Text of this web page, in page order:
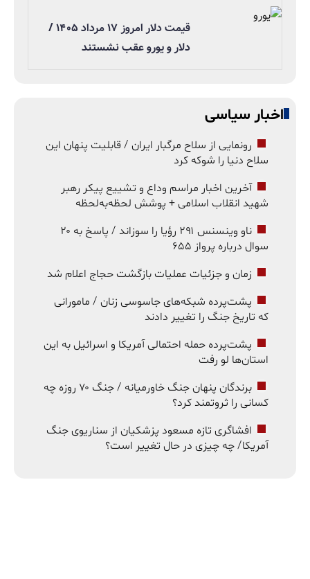
قیمت دلار امروز ۱۷ مرداد ۱۴۰۵ /
دلار و یورو عقب نشستند
اخبار سیاسی
رونمایی از سلاح مرگبار ایران / قابلیت پنهان این
سلاح دنیا را شوکه کرد
آخرین اخبار مراسم وداع و تشییع پیکر رهبر
شهید انقلاب اسلامی + پوشش لحظه‌به‌لحظه
ناو وینسنس ۲۹۱ رؤیا را سوزاند / پاسخ به ۲۰
سوال درباره پرواز ۶۵۵
زمان و جزئیات عملیات بازگشت حجاج اعلام شد
پشت‌پرده شبکه‌های جاسوسی زنان / مامورانی
که تاریخ جنگ را تغییر دادند
پشت‌پرده حمله احتمالی آمریکا و اسرائیل به این
استان‌ها لو رفت
برندگان پنهان جنگ خاورمیانه / جنگ ۷۰ روزه چه
کسانی را ثروتمند کرد؟
افشاگری تازه مسعود پزشکیان از سناریوی جنگ
آمریکا/ چه چیزی در حال تغییر است؟